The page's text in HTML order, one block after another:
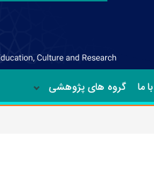
ما گروه های پژوهشی